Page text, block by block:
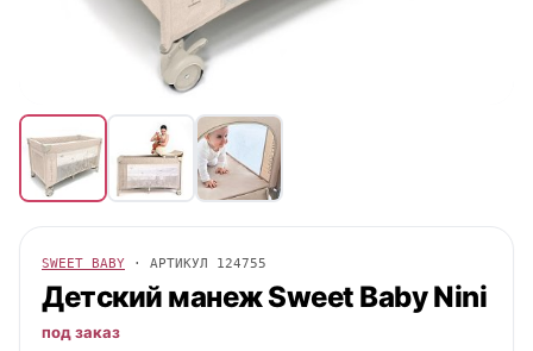
SWEET BABY · АРТИКУЛ 124755
Детский манежSweet BabyNini
под заказ